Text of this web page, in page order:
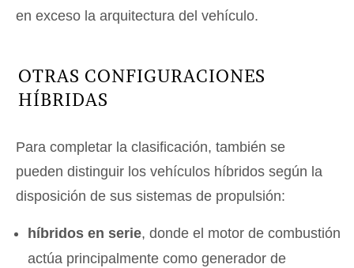
en exceso la arquitectura del vehículo.
OTRAS CONFIGURACIONES
HÍBRIDAS
Para completar la clasificación, también se
pueden distinguir los vehículos híbridos según la
disposición de sus sistemas de propulsión:
híbridos en serie, donde el motor de combustión
actúa principalmente como generador de